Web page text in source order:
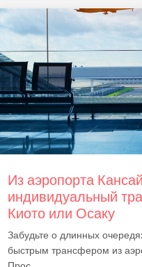
Из аэропорта
индивидуальный
Киото или Осаку
Забудьте о длинных
быстрым трансфером из